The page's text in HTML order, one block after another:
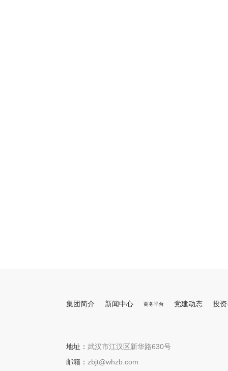
集团简介 新闻中心 商务平台 党建动态 投
地址： 武汉市江汉区新华路630号
邮箱： zbjt@whzb.com